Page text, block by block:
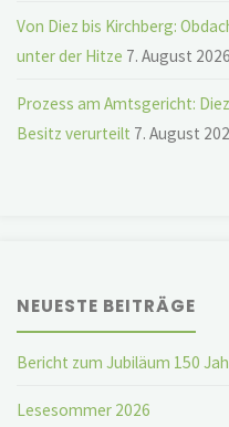
Von Diez bis Kirchberg:
unter der Hitze 7. August 2026
Prozess am Amtsgericht:
Besitz verurteilt 7. August
NEUESTE BEITRÄGE
Bericht zum Jubiläum 150
Lesesommer 2026